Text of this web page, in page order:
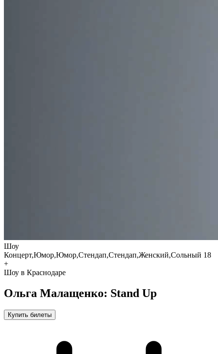
Шоу
Концерт,Юмор,Юмор,Стендап,Стендап,Женский,Сольный 18
+
Шоу в Краснодаре
Ольга Малащенко: Stand Up
Купить билеты